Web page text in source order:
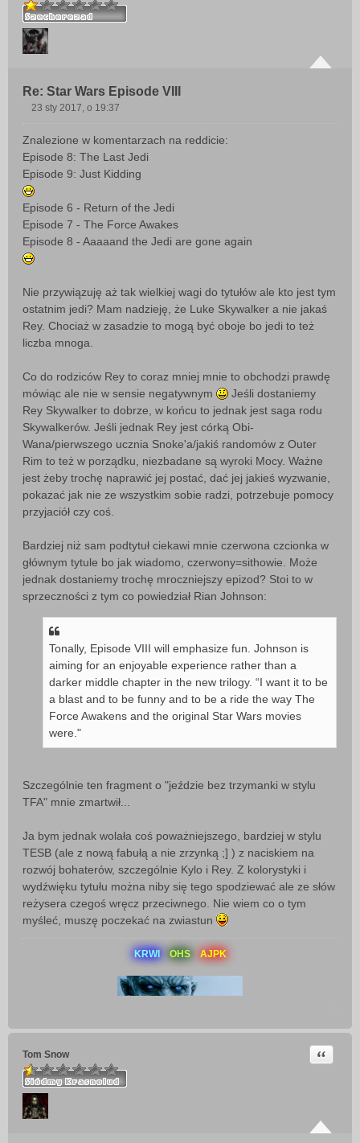
Re: Star Wars Episode VIII
s
t
23 sty 2017, o 19:37
Znalezione w komentarzach na reddicie:
Episode 8: The Last Jedi
Episode 9: Just Kidding
Episode 6 - Return of the Jedi
Episode 7 - The Force Awakes
Episode 8 - Aaaaand the Jedi are gone again
Nie przywiązuję aż tak wielkiej wagi do tytułów ale kto jest tym
ostatnim jedi? Mam nadzieję, że Luke Skywalker a nie jakaś
Rey. Chociaż w zasadzie to mogą być oboje bo jedi to też
liczba mnoga.
Co do rodziców Rey to coraz mniej mnie to obchodzi prawdę
mówiąc ale nie w sensie negatywnym
Jeśli dostaniemy
Rey Skywalker to dobrze, w końcu to jednak jest saga rodu
Skywalkerów. Jeśli jednak Rey jest córką Obi-
Wana/pierwszego ucznia Snoke'a/jakiś randomów z Outer
Rim to też w porządku, niezbadane są wyroki Mocy. Ważne
jest żeby trochę naprawić jej postać, dać jej jakieś wyzwanie,
pokazać jak nie ze wszystkim sobie radzi, potrzebuje pomocy
przyjaciół czy coś.
Bardziej niż sam podtytuł ciekawi mnie czerwona czcionka w
głównym tytule bo jak wiadomo, czerwony=sithowie. Może
jednak dostaniemy trochę mroczniejszy epizod? Stoi to w
sprzeczności z tym co powiedział Rian Johnson:
Tonally, Episode VIII will emphasize fun. Johnson is
aiming for an enjoyable experience rather than a
darker middle chapter in the new trilogy. “I want it to be
a blast and to be funny and to be a ride the way The
Force Awakens and the original Star Wars movies
were."
Szczególnie ten fragment o "jeździe bez trzymanki w stylu
TFA" mnie zmartwił...
Ja bym jednak wolała coś poważniejszego, bardziej w stylu
TESB (ale z nową fabułą a nie zrzynką ;] ) z naciskiem na
rozwój bohaterów, szczególnie Kylo i Rey. Z kolorystyki i
wydźwięku tytułu można niby się tego spodziewać ale ze słów
reżysera czegoś wręcz przeciwnego. Nie wiem co o tym
myśleć, muszę poczekać na zwiastun
KRWI OHS AJPK
Tom Snow Cytuj